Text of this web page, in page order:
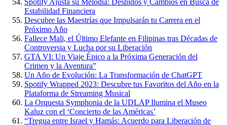
Spotify Ajusta su Melodía: Despidos y Cambios en Busca de
Estabilidad Financiera
Descubre las Maestrías que Impulsarán tu Carrera en el
Próximo Año
Fallece Mali, el Último Elefante en Filipinas tras Décadas de
Controversia y Lucha por su Liberación
GTA VI: Un Viaje Épico a la Próxima Generación del
Crimen y la Aventura”
Un Año de Evolución: La Transformación de ChatGPT
Spotify Wrapped 2023: Descubre tus Favoritos del Año en la
Plataforma de Streaming Musical
La Orquesta Symphonia de la UDLAP Ilumina el Museo
Kaluz con el ‘Concierto de las Américas’
“Tregua entre Israel y Hamás: Acuerdo para Liberación de